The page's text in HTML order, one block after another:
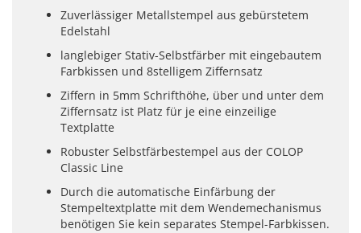
Zuverlässiger Metallstempel aus gebürstetem
Edelstahl
langlebiger Stativ-Selbstfärber mit eingebautem
Farbkissen und 8stelligem Ziffernsatz
Ziffern in 5mm Schrifthöhe, über und unter dem
Ziffernsatz ist Platz für je eine einzeilige
Textplatte
Robuster Selbstfärbestempel aus der COLOP
Classic Line
Durch die automatische Einfärbung der
Stempeltextplatte mit dem Wendemechanismus
benötigen Sie kein separates Stempel-Farbkissen.